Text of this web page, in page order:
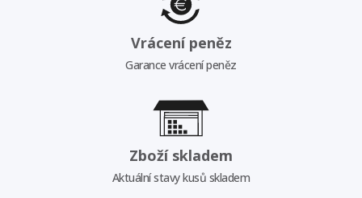
Vrácení peněz
Garance vrácení peněz
Zboží skladem
Aktuální stavy kusů skladem